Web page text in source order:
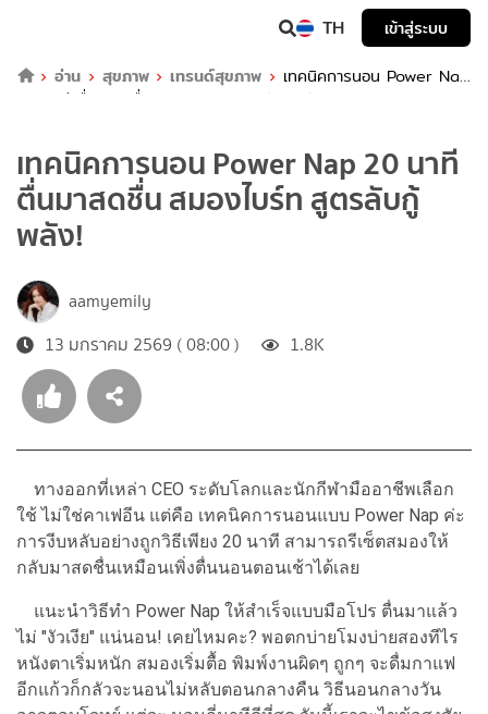
TH
เข้าสู่ระบบ
อ่าน
สุขภาพ เทรนด์สุขภาพ
เทคนิคการนอน Power Nap
20 นาที ตื่นมาสดชื่น สมองไบร์ท สูตรลับกู้พลัง!
เทคนิคการนอน Power Nap 20 นาที
ตื่นมาสดชื่น สมองไบร์ท สูตรลับกู้
พลัง!
aamyemily
13 มกราคม 2569 ( 08:00 )
1.8K
ทางออกที่เหล่า CEO ระดับโลกและนักกีฬามืออาชีพเลือก
ใช้ ไม่ใช่คาเฟอีน แต่คือ เทคนิคการนอนแบบ Power Nap ค่ะ
การงีบหลับอย่างถูกวิธีเพียง 20 นาที สามารถรีเซ็ตสมองให้
กลับมาสดชื่นเหมือนเพิ่งตื่นนอนตอนเช้าได้เลย
แนะนำวิธีทำ Power Nap ให้สำเร็จแบบมือโปร ตื่นมาแล้ว
ไม่ "งัวเงีย" แน่นอน! เคยไหมคะ? พอตกบ่ายโมงบ่ายสองทีไร
หนังตาเริ่มหนัก สมองเริ่มตื้อ พิมพ์งานผิดๆ ถูกๆ จะดื่มกาแฟ
อีกแก้วก็กลัวจะนอนไม่หลับตอนกลางคืน วิธีนอนกลางวัน